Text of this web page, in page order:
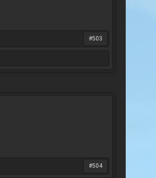
#503
#504